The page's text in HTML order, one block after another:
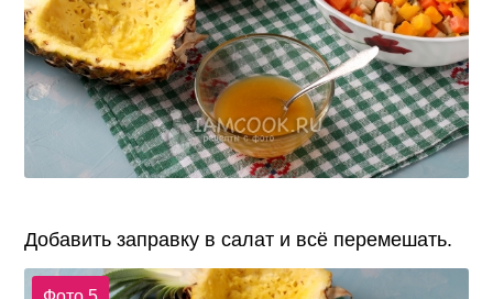
Добавить заправку в салат и всё перемешать.